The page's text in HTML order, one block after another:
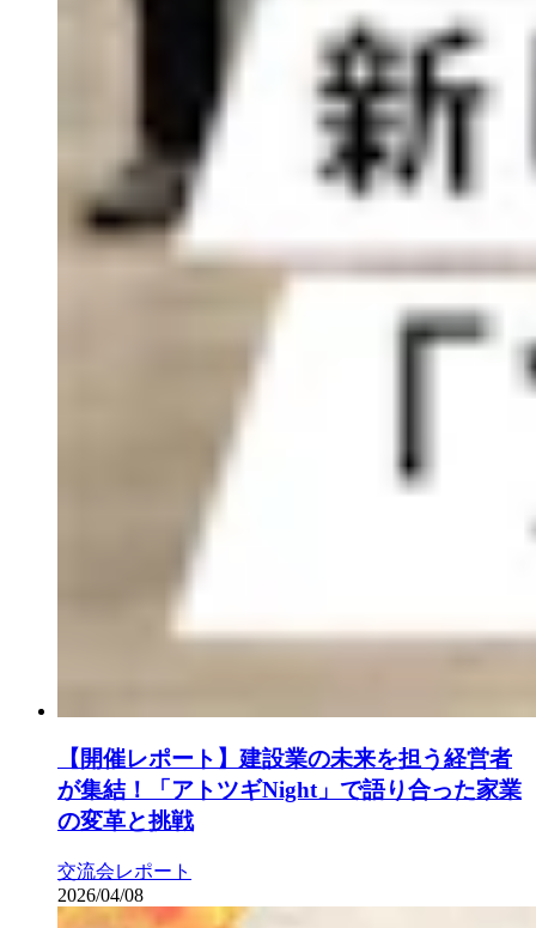
【開催レポート】建設業の未来を担う経営者
が集結！「アトツギNight」で語り合った家業
の変革と挑戦
交流会レポート
2026/04/08